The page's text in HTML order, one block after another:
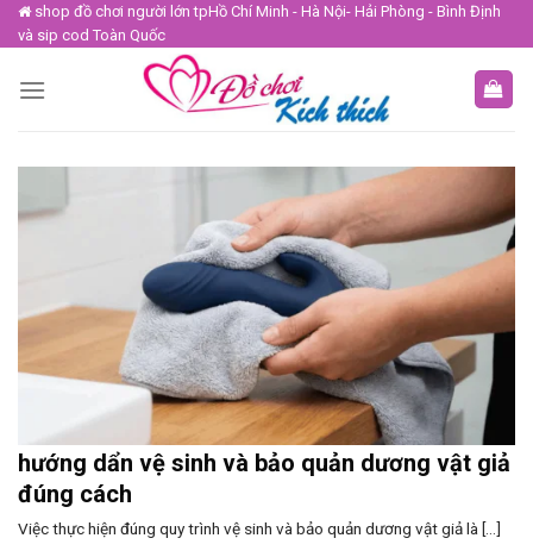
Skip
to
shop đồ chơi người lớn tpHồ Chí Minh - Hà Nội- Hải Phòng - Bình Định
và sip cod Toàn Quốc
hướng dẩn vệ sinh và bảo quản dương vật giả
đúng cách
Việc thực hiện đúng quy trình vệ sinh và bảo quản dương vật giả là [...]